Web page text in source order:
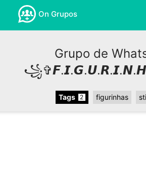
On Grupos
Grupo de
Tags 2 figurinhas